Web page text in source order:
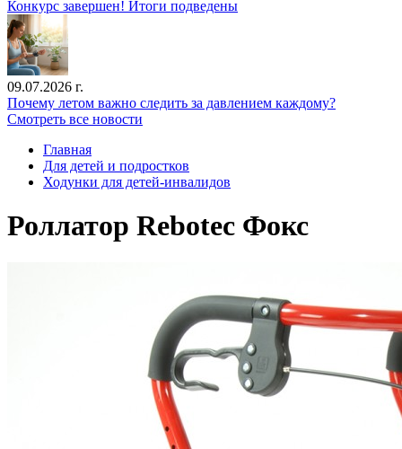
Конкурс завершен! Итоги подведены
09.07.2026 г.
Почему летом важно следить за давлением каждому?
Смотреть все новости
Главная
Для детей и подростков
Ходунки для детей-инвалидов
Роллатор Rebotec Фокс